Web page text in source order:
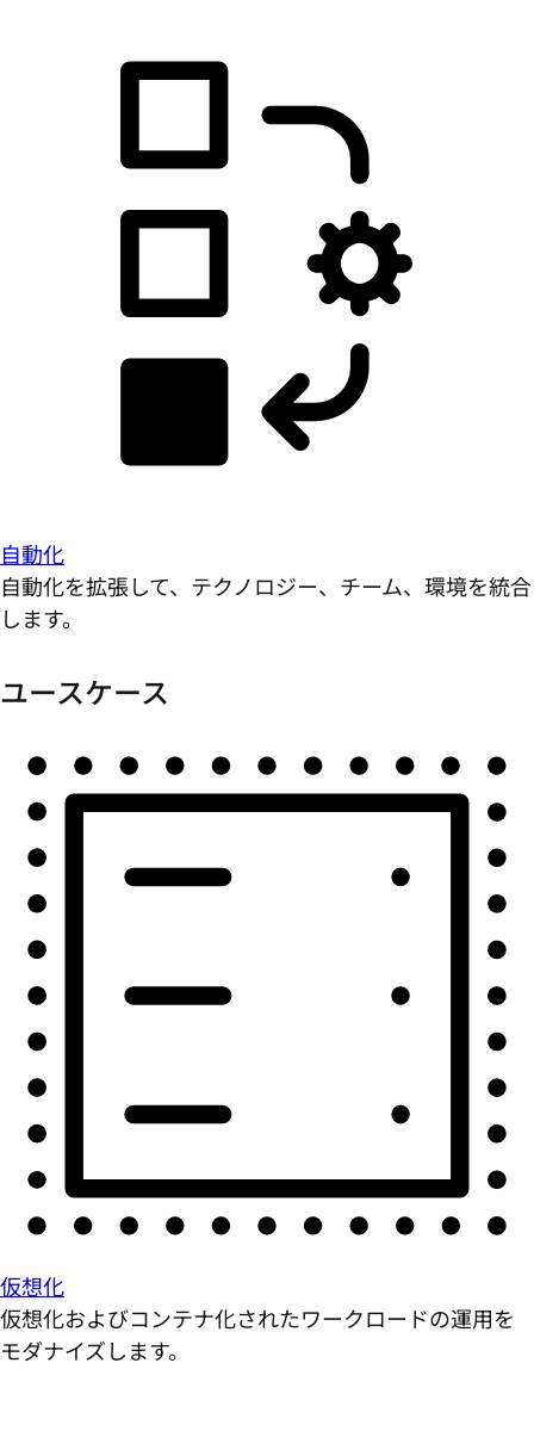
自動化
自動化を拡張して、テクノロジー、チーム、環境を統合
します。
ユースケース
仮想化
仮想化およびコンテナ化されたワークロードの運用を
モダナイズします。